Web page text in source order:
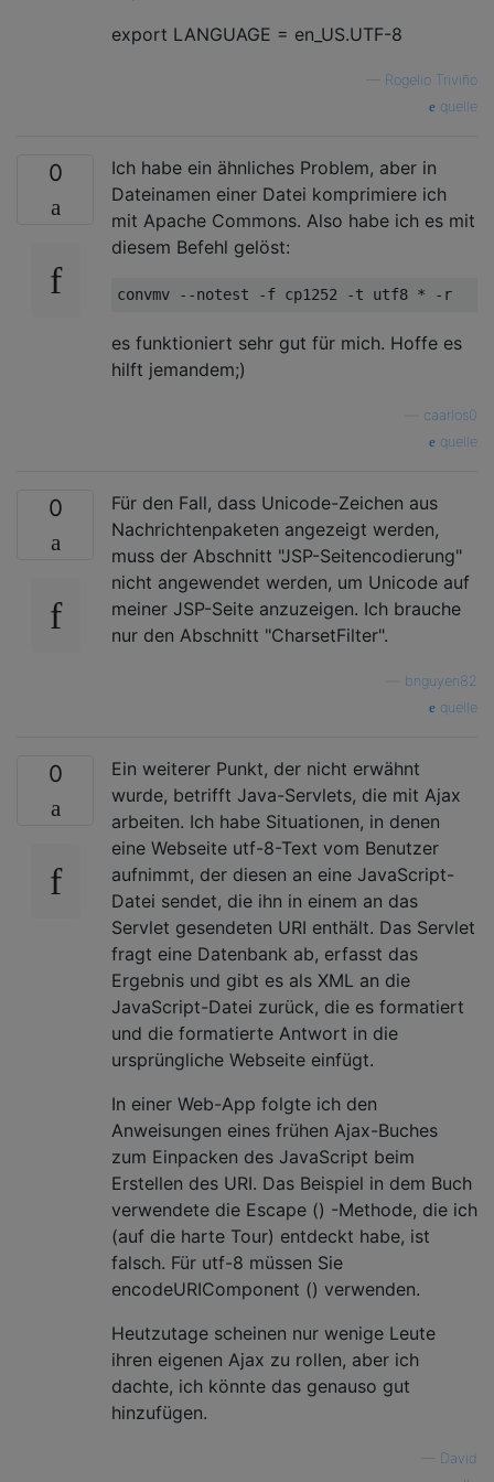
export LANGUAGE = en_US.UTF-8
Rogelio Triviño
quelle
0
Ich habe ein ähnliches Problem, aber in
Dateinamen einer Datei komprimiere ich
mit Apache Commons. Also habe ich es mit
diesem Befehl gelöst:
convmv --notest -f cp1252 -t utf8 * - r
es funktioniert sehr gut für mich. Hoffe es
hilft jemandem;)
caarlos0
quelle
0
Für den Fall, dass Unicode-Zeichen aus
Nachrichtenpaketen angezeigt werden,
muss der Abschnitt "JSP-Seitencodierung"
nicht angewendet werden, um Unicode auf
meiner JSP-Seite anzuzeigen. Ich brauche
nur den Abschnitt "CharsetFilter".
bnguyen82
quelle
0
Ein weiterer Punkt, der nicht erwähnt
wurde, betrifft Java-Servlets, die mit Ajax
arbeiten. Ich habe Situationen, in denen
eine Webseite utf-8-Text vom Benutzer
aufnimmt, der diesen an eine JavaScript-
Datei sendet, die ihn in einem an das
Servlet gesendeten URI enthält. Das Servlet
fragt eine Datenbank ab, erfasst das
Ergebnis und gibt es als XML an die
JavaScript-Datei zurück, die es formatiert
und die formatierte Antwort in die
ursprüngliche Webseite einfügt.
In einer Web-App folgte ich den
Anweisungen eines frühen Ajax-Buches
zum Einpacken des JavaScript beim
Erstellen des URI. Das Beispiel in dem Buch
verwendete die Escape () -Methode, die ich
(auf die harte Tour) entdeckt habe, ist
falsch. Für utf-8 müssen Sie
encodeURIComponent () verwenden.
Heutzutage scheinen nur wenige Leute
ihren eigenen Ajax zu rollen, aber ich
dachte, ich könnte das genauso gut
hinzufügen.
David